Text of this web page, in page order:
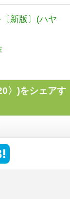
新版〕(ハヤ
〉)をシェアす